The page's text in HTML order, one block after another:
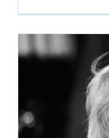
Philippe